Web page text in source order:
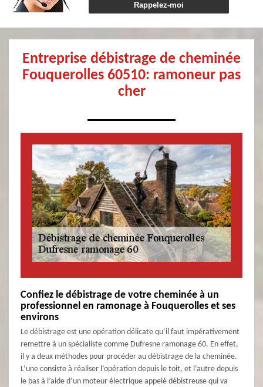
Entreprise débistrage de cheminée
Fouquerolles 60510: ramoneur pas
cher
Confiez le débistrage de votre cheminée à un
professionnel en ramonage à Fouquerolles et ses
environs
Le débistrage est une opération délicate qu’il faut impérativement
remettre à un spécialiste comme Dufresne ramonage 60. En effet,
il y a deux méthodes pour procéder au débistrage de la cheminée.
L’une consiste à réaliser l’opération depuis le toit, et l’autre depuis
le bas à l’aide d’un moteur électrique appelé débistreuse qui va